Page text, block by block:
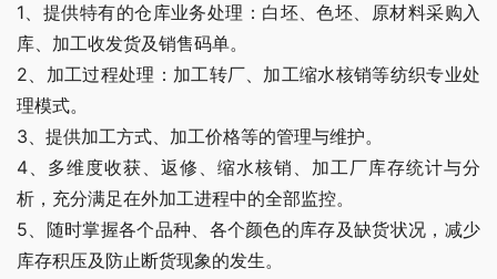
1、提供特有的仓库业务处理：白坯、色坯、原材料采购入
库、加工收发货及销售码单。
2、加工过程处理：加工转厂、加工缩水核销等纺织专业处
理模式。
3、提供加工方式、加工价格等的管理与维护。
4、多维度收获、返修、缩水核销、加工厂库存统计与分
析，充分满足在外加工进程中的全部监控。
5、随时掌握各个品种、各个颜色的库存及缺货状况，减少
库存积压及防止断货现象的发生。